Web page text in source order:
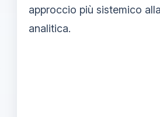
approccio più sistemico
analitica.